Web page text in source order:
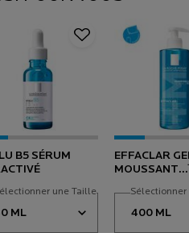
B5 SÉRUM
une Taille
EFFACLAR
MOUSSANT
NETTOYANT
GRASSE